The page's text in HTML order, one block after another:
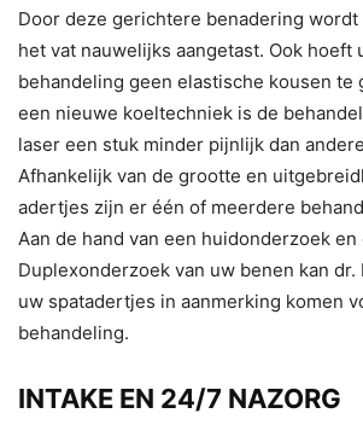
Door deze gerichtere benadering
het vat nauwelijks aangetast. Ook hoeft
behandeling geen elastische kousen te
een nieuwe koeltechniek is de
laser een stuk minder pijnlijk dan
Afhankelijk van de grootte en
adertjes zijn er één of meerdere
Aan de hand van een huidonderzoek
Duplexonderzoek van uw benen kan
uw spatadertjes in aanmerking komen
behandeling.
INTAKE EN 24/7 NAZORG